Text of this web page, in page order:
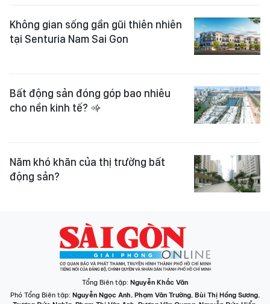
Không gian sống gần gũi thiên nhiên
tại Senturia Nam Sai Gon
Bất động sản đóng góp bao nhiêu
cho nền kinh tế?
Năm khó khăn của thị trường bất
động sản?
Tổng Biên tập: Nguyễn Khắc Văn
Phó Tổng Biên tập: Nguyễn Ngọc Anh, Phạm Văn Trường, Bùi Thị Hồng Sương,